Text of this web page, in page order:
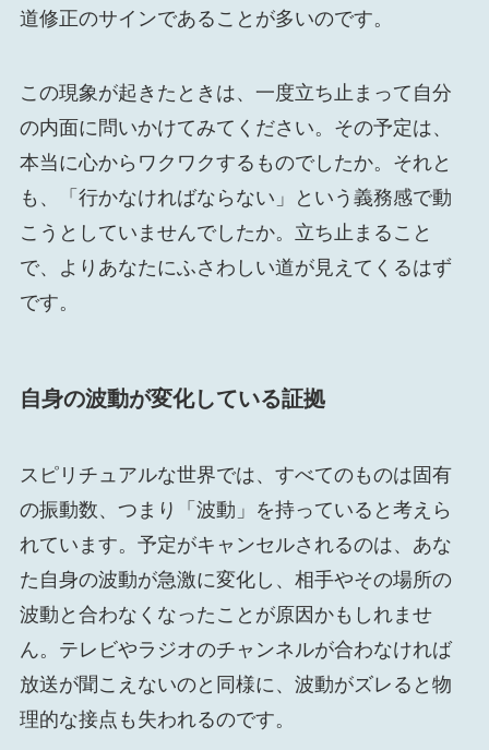
道修正のサインであることが多いのです。
この現象が起きたときは、一度立ち止まって自分
の内面に問いかけてみてください。その予定は、
本当に心からワクワクするものでしたか。それと
も、「行かなければならない」という義務感で動
こうとしていませんでしたか。立ち止まること
で、よりあなたにふさわしい道が見えてくるはず
です。
自身の波動が変化している証拠
スピリチュアルな世界では、すべてのものは固有
の振動数、つまり「波動」を持っていると考えら
れています。予定がキャンセルされるのは、あな
た自身の波動が急激に変化し、相手やその場所の
波動と合わなくなったことが原因かもしれませ
ん。テレビやラジオのチャンネルが合わなければ
放送が聞こえないのと同様に、波動がズレると物
理的な接点も失われるのです。